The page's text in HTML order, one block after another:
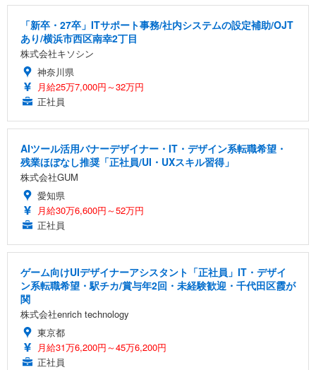
「新卒・27卒」ITサポート事務/社内システムの設定補助/OJT
あり/横浜市西区南幸2丁目
株式会社キソシン
神奈川県
月給25万7,000円～32万円
正社員
AIツール活用バナーデザイナー・IT・デザイン系転職希望・
残業ほぼなし推奨「正社員/UI・UXスキル習得」
株式会社GUM
愛知県
月給30万6,600円～52万円
正社員
ゲーム向けUIデザイナーアシスタント「正社員」IT・デザイ
ン系転職希望・駅チカ/賞与年2回・未経験歓迎・千代田区霞が
関
株式会社enrich technology
東京都
月給31万6,200円～45万6,200円
正社員